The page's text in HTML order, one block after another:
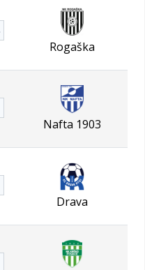
Rogaška
Nafta 1903
Drava